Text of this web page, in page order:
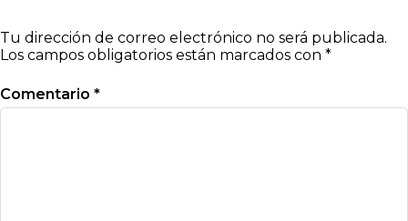
Tu dirección de correo electrónico no será publicada.
Los campos obligatorios están marcados con *
Comentario *